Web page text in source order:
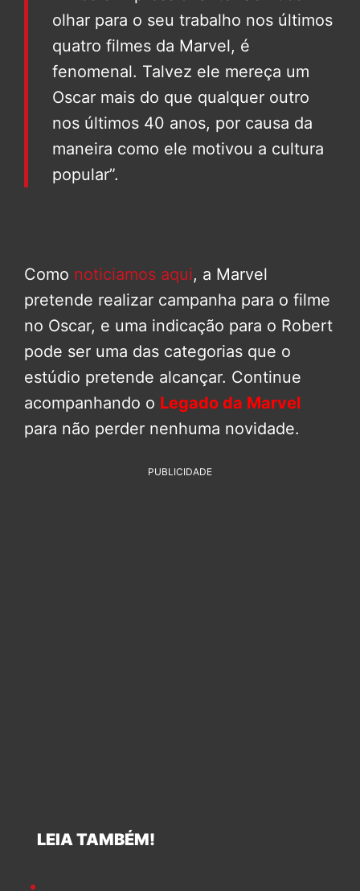
olhar para o seu trabalho nos últimos
quatro filmes da Marvel, é
fenomenal. Talvez ele mereça um
Oscar mais do que qualquer outro
nos últimos 40 anos, por causa da
maneira como ele motivou a cultura
popular”.
Como noticiamos aqui, a Marvel
pretende realizar campanha para o filme
no Oscar, e uma indicação para o Robert
pode ser uma das categorias que o
estúdio pretende alcançar. Continue
acompanhando o Legado da Marvel
para não perder nenhuma novidade.
PUBLICIDADE
LEIA TAMBÉM!